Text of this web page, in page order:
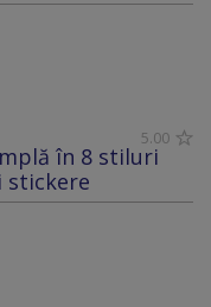
5.00
în 8 stiluri
stickere